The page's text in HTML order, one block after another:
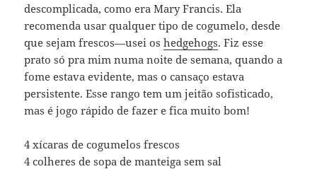
descomplicada, como era Mary Francis. Ela
recomenda usar qualquer tipo de cogumelo, desde
que sejam frescos—usei oshedgehogs. Fiz esse
prato só pra mim numa noite de semana, quando a
fome estava evidente, mas o cansaço estava
persistente. Esse rango tem um jeitão sofisticado,
mas é jogo rápido de fazer e fica muito bom!
4 xícaras de cogumelos frescos
4 colheres de sopa de manteiga sem sal